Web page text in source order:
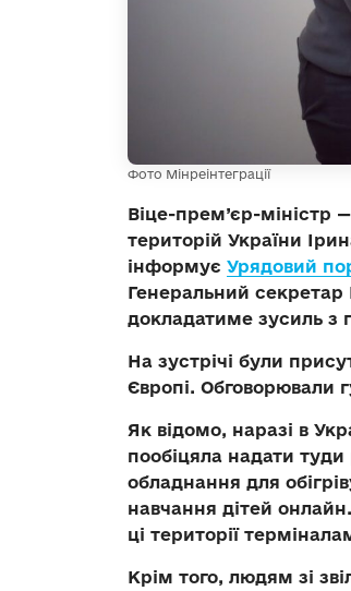
Фото Мінреінтеграції
Віце-прем’єр-міністр
територій України
інформує Урядовий
Генеральний секретар
докладатиме зусиль з
На зустрічі були
Європі. Обговорювали
Як відомо, наразі в
пообіцяла надати
обладнання для
навчання дітей
ці території
Крім того, людям зі